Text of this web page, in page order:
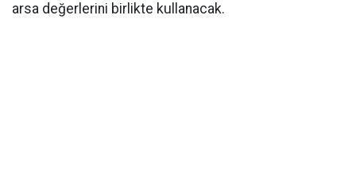
arsa değerlerini birlikte kullanacak.